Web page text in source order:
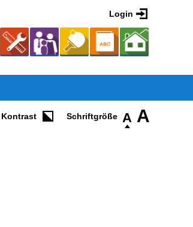
Login
A A
Kontrast